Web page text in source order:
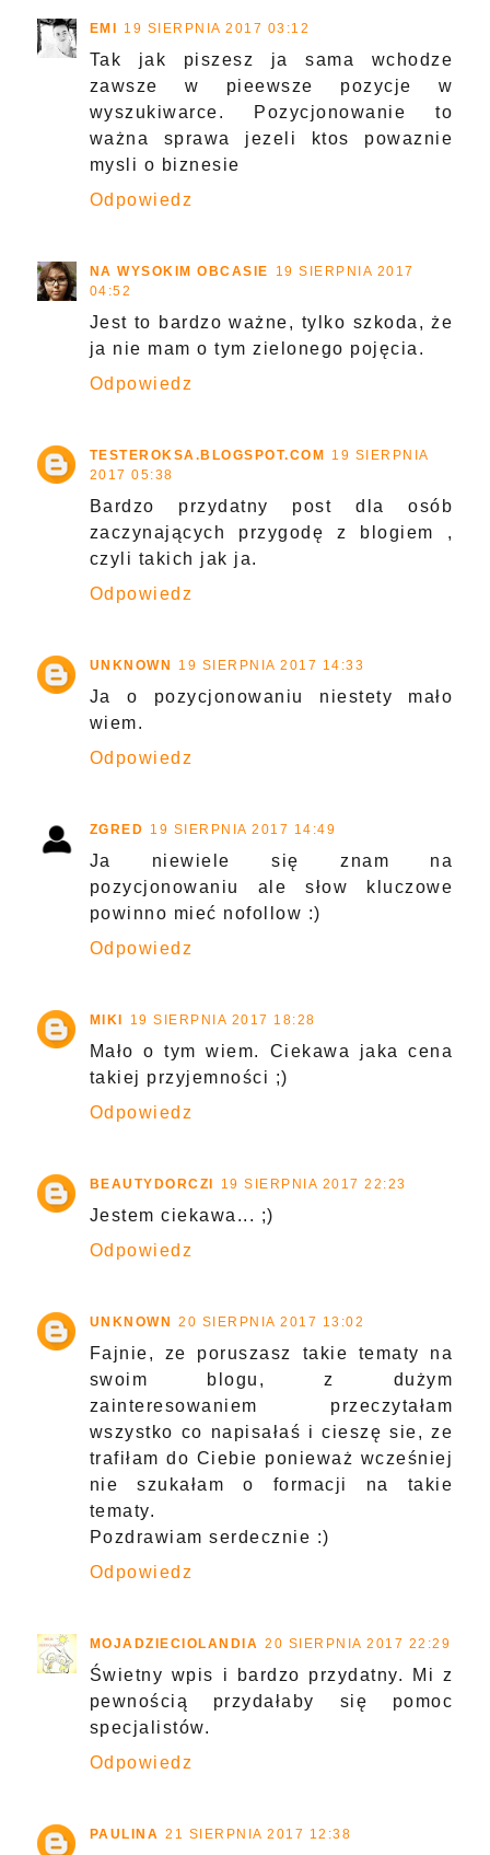
EMI 19 SIERPNIA 2017 03:12
Tak jak piszesz ja sama wchodze
zawsze w pieewsze pozycje w
wyszukiwarce. Pozycjonowanie to
ważna sprawa jezeli ktos powaznie
mysli o biznesie
Odpowiedz
NA WYSOKIM OBCASIE
19 SIERPNIA 2017
04:52
Jest to bardzo ważne, tylko szkoda, że
ja nie mam o tym zielonego pojęcia.
Odpowiedz
TESTEROKSA.BLOGSPOT.COM
19 SIERPNIA
2017 05:38
Bardzo przydatny post dla osób
zaczynających przygodę z blogiem ,
czyli takich jak ja.
Odpowiedz
UNKNOWN 19 SIERPNIA 2017 14:33
Ja o pozycjonowaniu niestety mało
wiem.
Odpowiedz
ZGRED 19 SIERPNIA 2017 14:49
Ja niewiele się znam na
pozycjonowaniu ale słow kluczowe
powinno mieć nofollow :)
Odpowiedz
MIKI 19 SIERPNIA 2017 18:28
Mało o tym wiem. Ciekawa jaka cena
takiej przyjemności ;)
Odpowiedz
BEAUTYDORCZI 19 SIERPNIA 2017 22:23
Jestem ciekawa... ;)
Odpowiedz
UNKNOWN 20 SIERPNIA 2017 13:02
Fajnie, ze poruszasz takie tematy na
swoim blogu, z dużym
zainteresowaniem przeczytałam
wszystko co napisałaś i cieszę sie, ze
trafiłam do Ciebie ponieważ wcześniej
nie szukałam o formacji na takie
tematy.
Pozdrawiam serdecznie :)
Odpowiedz
MOJADZIECIOLANDIA 20 SIERPNIA 2017 22:29
Świetny wpis i bardzo przydatny. Mi z
pewnością przydałaby się pomoc
specjalistów.
Odpowiedz
PAULINA 21 SIERPNIA 2017 12:38